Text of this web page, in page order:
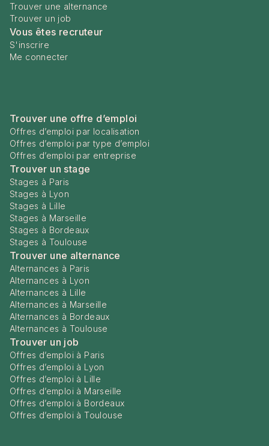
Trouver une alternance
Trouver un job
Vous êtes recruteur
S'inscrire
Me connecter
Trouver une offre d’emploi
Offres d’emploi par localisation
Offres d’emploi par type d’emploi
Offres d’emploi par entreprise
Trouver un stage
Stages à Paris
Stages à Lyon
Stages à Lille
Stages à Marseille
Stages à Bordeaux
Stages à Toulouse
Trouver une alternance
Alternances à Paris
Alternances à Lyon
Alternances à Lille
Alternances à Marseille
Alternances à Bordeaux
Alternances à Toulouse
Trouver un job
Offres d’emploi à Paris
Offres d’emploi à Lyon
Offres d’emploi à Lille
Offres d’emploi à Marseille
Offres d’emploi à Bordeaux
Offres d’emploi à Toulouse